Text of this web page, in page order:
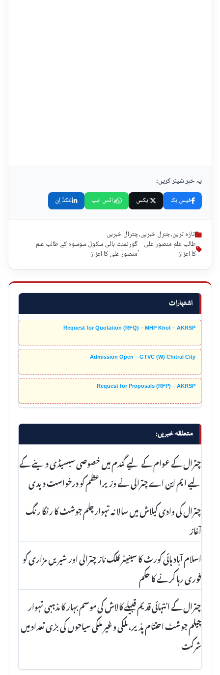
اشتہارات
Request for Quotation (RFQ) – MHP Khot – AKRSP
Admission Open – GTVC (W) Chitral City
Request for Proposals (RFP) – AKRSP
متعلقہ خبریں:
چترال کے عوام کے لیے گندم میں خصوصی سبسیڈی دینے کے
لیے ایم این اے چترالی نے وزیراعظم کو درخواست دیدی
چترال کی وادی کیلاش میں سالانہ تہوارچلم جوشٹ کا رنگا رنگ
آغاز
اسلام آباد ہائی کورٹ کا سینیٹر فلک ناز چترالی اور شیریں مزاری کو
فوری رہا کرنے کا حکم
چترال کے انتہائی قدیم قبیلے کالاش کی موسم بہار کا مذہبی تہوار
چیلم جوشٹ احتتام پذیر، ملکی و غیر ملکی سیاحوں کی بڑی تعداد میں
شرکت
یہ خبر شیئر کریں:
فیس بک ایکس واٹس ایپ لنکڈ اِن
تازہ ترین,جنرل خبریں,چترال خبریں
طالب علم منصور علی
کا اعزاز
,گورنمنٹ ہائی سکول سوسوم کے طالب علم
منصور علی کا اعزاز